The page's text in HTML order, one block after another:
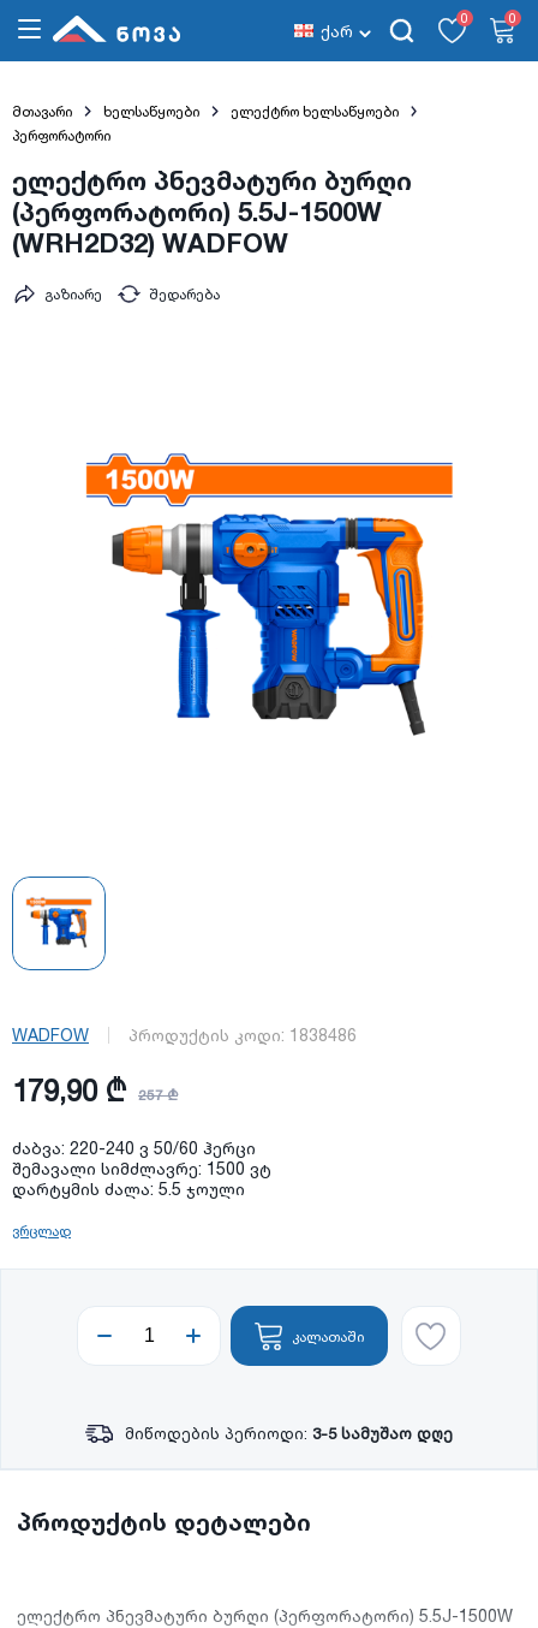
ქარ
0 0
მთავარი ხელსაწყოები
ელექტრო ხელსაწყოები
პერფორატორი
ელექტრო პნევმატური ბურღი
(პერფორატორი) 5.5J-1500W
(WRH2D32) WADFOW
შედარება
გაზიარე
WADFOW პროდუქტის კოდი: 1838486
179,90 ₾ 257 ₾
ძაბვა: 220-240 ვ 50/60 ჰერცი
შემავალი სიმძლავრე: 1500 ვტ
დარტყმის ძალა: 5.5 ჯოული
ვრცლად
კალათაში
მიწოდების პერიოდი: 3-5 სამუშაო დღე
პროდუქტის დეტალები
ელექტრო პნევმატური ბურღი (პერფორატორი) 5.5J-1500W